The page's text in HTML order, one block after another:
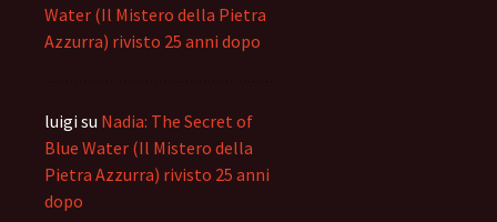
Water (Il Mistero della Pietra
Azzurra) rivisto 25 anni dopo
luigi su Nadia: The Secret of
Blue Water (Il Mistero della
Pietra Azzurra) rivisto 25 anni
dopo